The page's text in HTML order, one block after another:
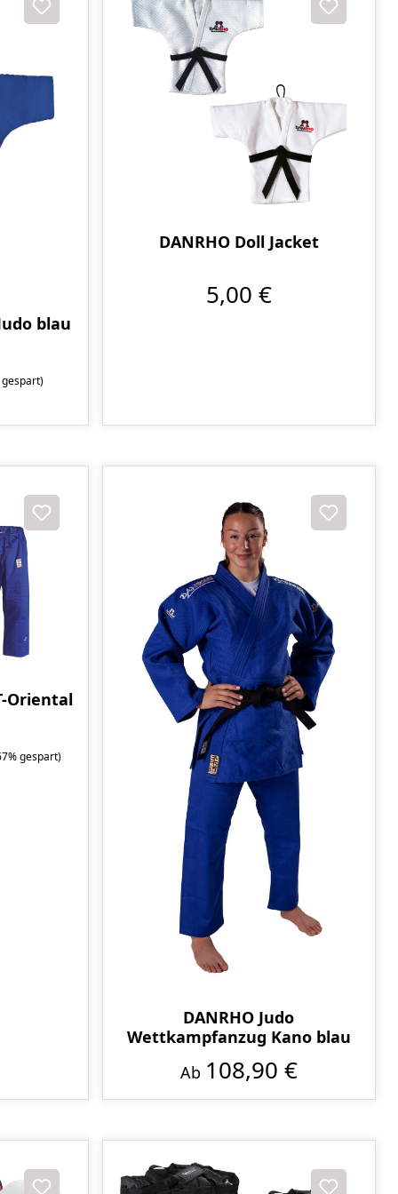
blau
gespart)
DANRHO Doll Jacket
5,00 €
Oriental
gespart)
DANRHO Judo
Wettkampfanzug Kano blau
Ab 108,90 €